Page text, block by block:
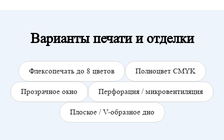
Варианты печати и отделки
Флексопечать до 8 цветов Полноцвет CMYK
Прозрачное окно Перфорация / микровентиляция
Плоское / V-образное дно